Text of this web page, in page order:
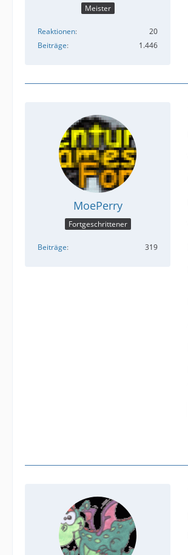
Meister
Reaktionen
20
Beiträge
1.446
MoePerry
Fortgeschrittener
Beiträge 319